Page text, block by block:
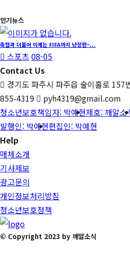
인기뉴스
축협과 더불어 이제는 FIFA까지 난장판~...
스포츠 08-05
Contact Us
경기도 파주시 파주읍 술이홀로 157
855-4319
pyh4319@gmail.com
청소년보호책임자: 박예현제호: 깨알소
발행인: 박예현편집인: 박예현
Help
매체소개
기사제보
광고문의
개인정보처리방침
청소년보호정책
© Copyright 2023 by 깨알소식